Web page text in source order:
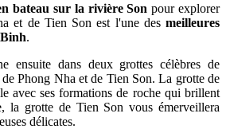
bateau sur la rivière Son pour explorer
et de Tien Son est l'une des meilleures
.
ensuite dans deux grottes célèbres de
Phong Nha et de Tien Son. La grotte de
avec ses formations de roche qui brillent
la grotte de Tien Son vous émerveillera
délicates.